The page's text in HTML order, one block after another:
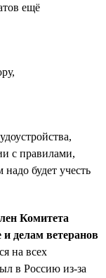
ещё
с правилами,
будет учесть
Комитета
делам ветеранов
на всех
в Россию из-за